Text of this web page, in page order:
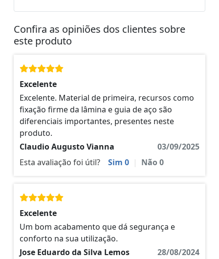
Confira as opiniões dos clientes sobre
este produto
Excelente
Excelente. Material de primeira, recursos como
fixação firme da lâmina e guia de aço são
diferenciais importantes, presentes neste
produto.
Claudio Augusto Vianna
03/09/2025
Esta avaliação foi útil?
Sim 0 | Não0
Excelente
Um bom acabamento que dá segurança e
conforto na sua utilização.
Jose Eduardo da Silva Lemos
28/08/2024